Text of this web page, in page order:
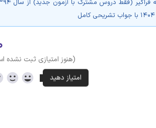
(هنوز امتیازی ثبت نشده